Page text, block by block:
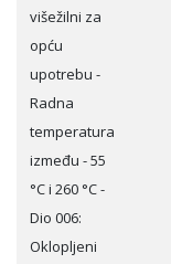
višežilni za
opću
upotrebu -
Radna
temperatura
između - 55
°C i 260 °C -
Dio 006:
Oklopljeni